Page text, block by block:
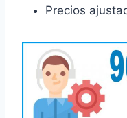
Precios